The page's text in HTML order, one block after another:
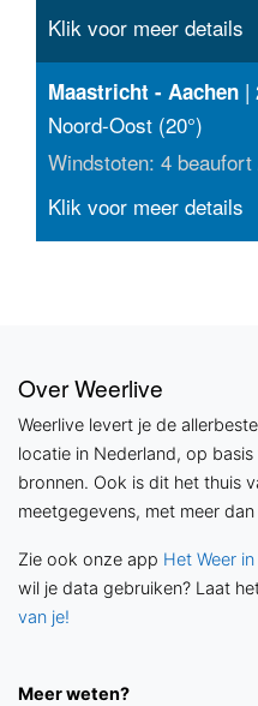
Klik voor meer details
Maastricht - Aachen |
Noord-Oost (20°)
Windstoten: 4
Klik voor meer details
Over Weerlive
Weerlive levert je de
locatie in Nederland, op
bronnen. Ook is dit het thuis
meetgegevens, met meer
Zie ook onze app Het Weer
wil je data gebruiken? Laat
van je!
Meer weten?